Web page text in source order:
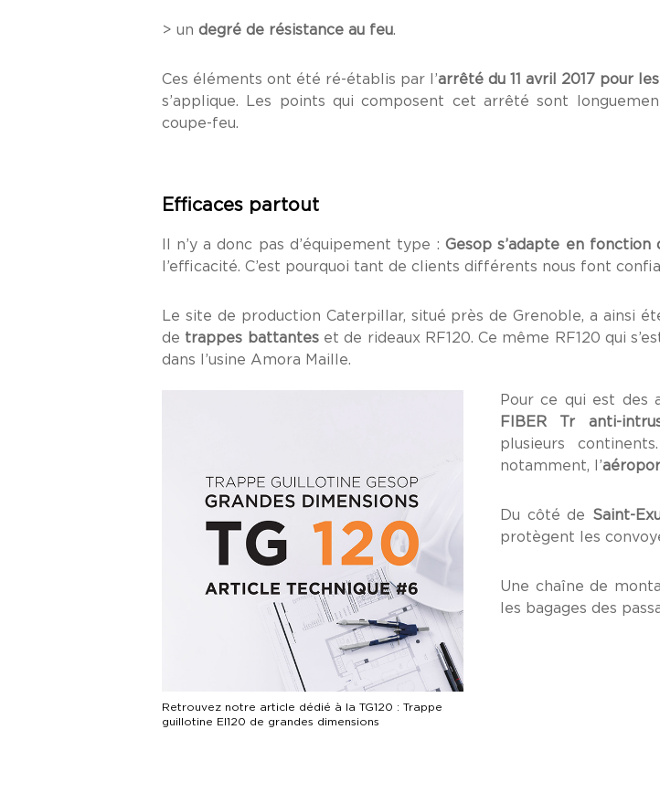
> un degré de résistance au feu.
Ces éléments ont été ré-établis par l’arrêté du 11 avril 2017 pour
s’applique. Les points qui composent cet arrêté sont
coupe-feu.
Efficaces partout
Il n’y a donc pas d’équipement type :Gesop s’adapte en fonction
l’efficacité. C’est pourquoi tant de clients différents nous font
Le site de production Caterpillar, situé près de Grenoble, a ainsi
de trappes battanteset de rideaux RF120. Ce même RF120 qui
dans l’usine Amora Maille.
Retrouvez notre article dédié à la TG120 : Trappe
guillotine EI120 de grandes dimensions
Pour ce qui est des
FIBER Tr anti-
plusieurs
notamment, l’
Du côté de Saint-
protègent les
Une chaîne de
les bagages des